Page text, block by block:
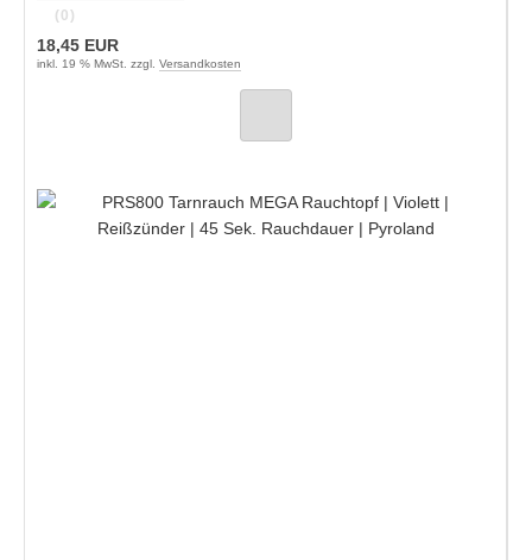
(0)
18,45 EUR
inkl. 19 % MwSt. zzgl. Versandkosten